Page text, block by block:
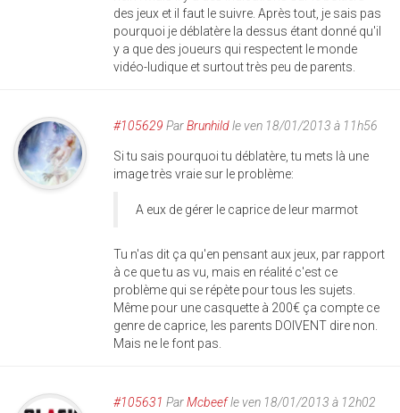
des jeux et il faut le suivre. Après tout, je sais pas
pourquoi je déblatère la dessus étant donné qu'il
y a que des joueurs qui respectent le monde
vidéo-ludique et surtout très peu de parents.
#105629 ParBrunhildle ven 18/01/2013 à 11h56
Si tu sais pourquoi tu déblatère, tu mets là une
image très vraie sur le problème:
A eux de gérer le caprice de leur marmot
Tu n'as dit ça qu'en pensant aux jeux, par rapport
à ce que tu as vu, mais en réalité c'est ce
problème qui se répète pour tous les sujets.
Même pour une casquette à 200€ ça compte ce
genre de caprice, les parents DOIVENT dire non.
Mais ne le font pas.
#105631 ParMcbeefle ven 18/01/2013 à 12h02